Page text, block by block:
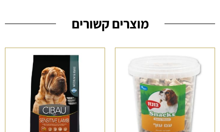
מוצרים קשורים